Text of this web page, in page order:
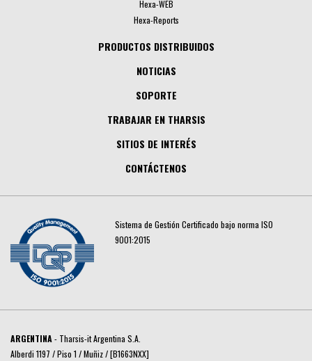
Hexa-WEB
Hexa-Reports
PRODUCTOS DISTRIBUIDOS
NOTICIAS
SOPORTE
TRABAJAR EN THARSIS
SITIOS DE INTERÉS
CONTÁCTENOS
Sistema de Gestión Certificado bajo norma ISO
9001:2015
ARGENTINA - Tharsis-it Argentina S.A.
Alberdi 1197 / Piso 1 / Muñiz / [B1663NXX]